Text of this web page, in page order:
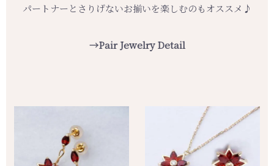
パートナーとさりげないお揃いを楽しむのもオススメ♪
→Pair Jewelry Detail